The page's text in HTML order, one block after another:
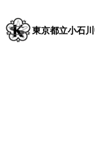
東京都立小石